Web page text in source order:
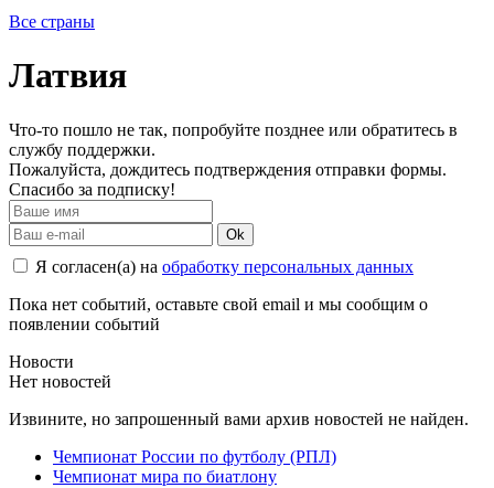
Все страны
Латвия
Что-то пошло не так, попробуйте позднее или обратитесь в
службу поддержки.
Пожалуйста, дождитесь подтверждения отправки формы.
Спасибо за подписку!
Ok
Я согласен(а) на обработку персональных данных
Пока нет событий, оставьте свой email и мы сообщим о
появлении событий
Новости
Нет новостей
Извините, но запрошенный вами архив новостей не найден.
Чемпионат России по футболу (РПЛ)
Чемпионат мира по биатлону